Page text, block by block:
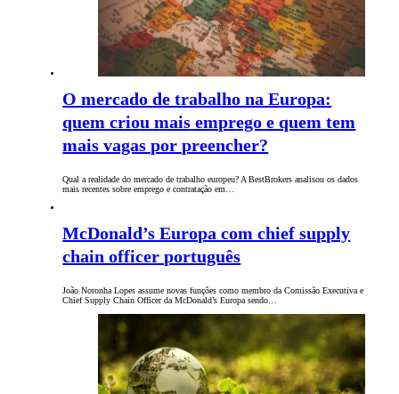
O mercado de trabalho na Europa:
quem criou mais emprego e quem tem
mais vagas por preencher?
Qual a realidade do mercado de trabalho europeu? A BestBrokers analisou os dados
mais recentes sobre emprego e contratação em…
McDonald’s Europa com chief supply
chain officer português
João Noronha Lopes assume novas funções como membro da Comissão Executiva e
Chief Supply Chain Officer da McDonald’s Europa sendo…